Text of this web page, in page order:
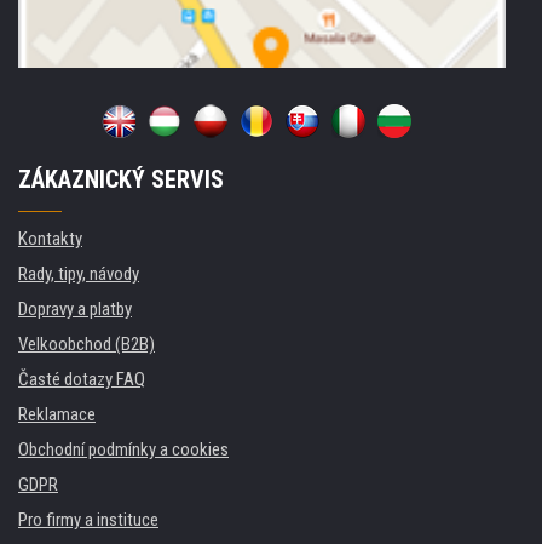
ZÁKAZNICKÝ SERVIS
Kontakty
Rady, tipy, návody
Dopravy a platby
Velkoobchod (B2B)
Časté dotazy FAQ
Reklamace
Obchodní podmínky a cookies
GDPR
Pro firmy a instituce